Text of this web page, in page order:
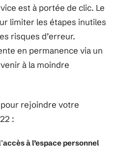
est à portée de clic. Le
limiter les étapes inutiles
risques d’erreur.
en permanence via un
à la moindre
rejoindre votre
:
accès à l’espace personnel